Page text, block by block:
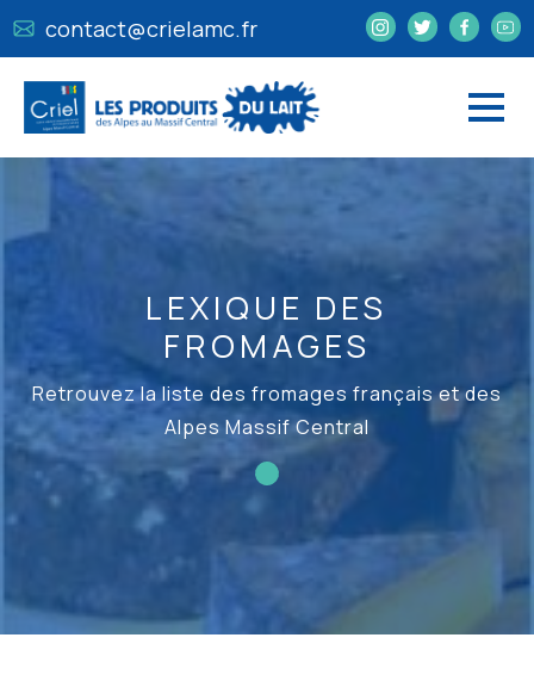
contact@crielamc.fr
LEXIQUE DES
FROMAGES
Retrouvez la liste des fromages français et des
Alpes Massif Central